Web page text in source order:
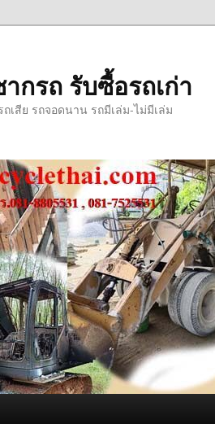
กรถ รับซื้อรถเก่า
เสีย รถจอดนาน รถมีเล่ม-ไม่มีเล่ม